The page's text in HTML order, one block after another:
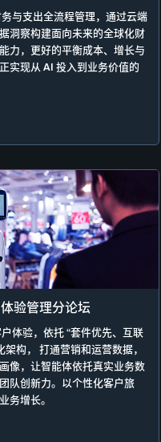
与支出全流程管理，通过云端
洞察构建面向未来的全球化财
力，更好的平衡成本、增长与
实现从 AI 投入到业务价值的
验管理分论坛
体验，依托 “套件优先、互联
和运营数据，
像，让智能体依托真实业务数
队创新力。以个性化客户旅
务增长。